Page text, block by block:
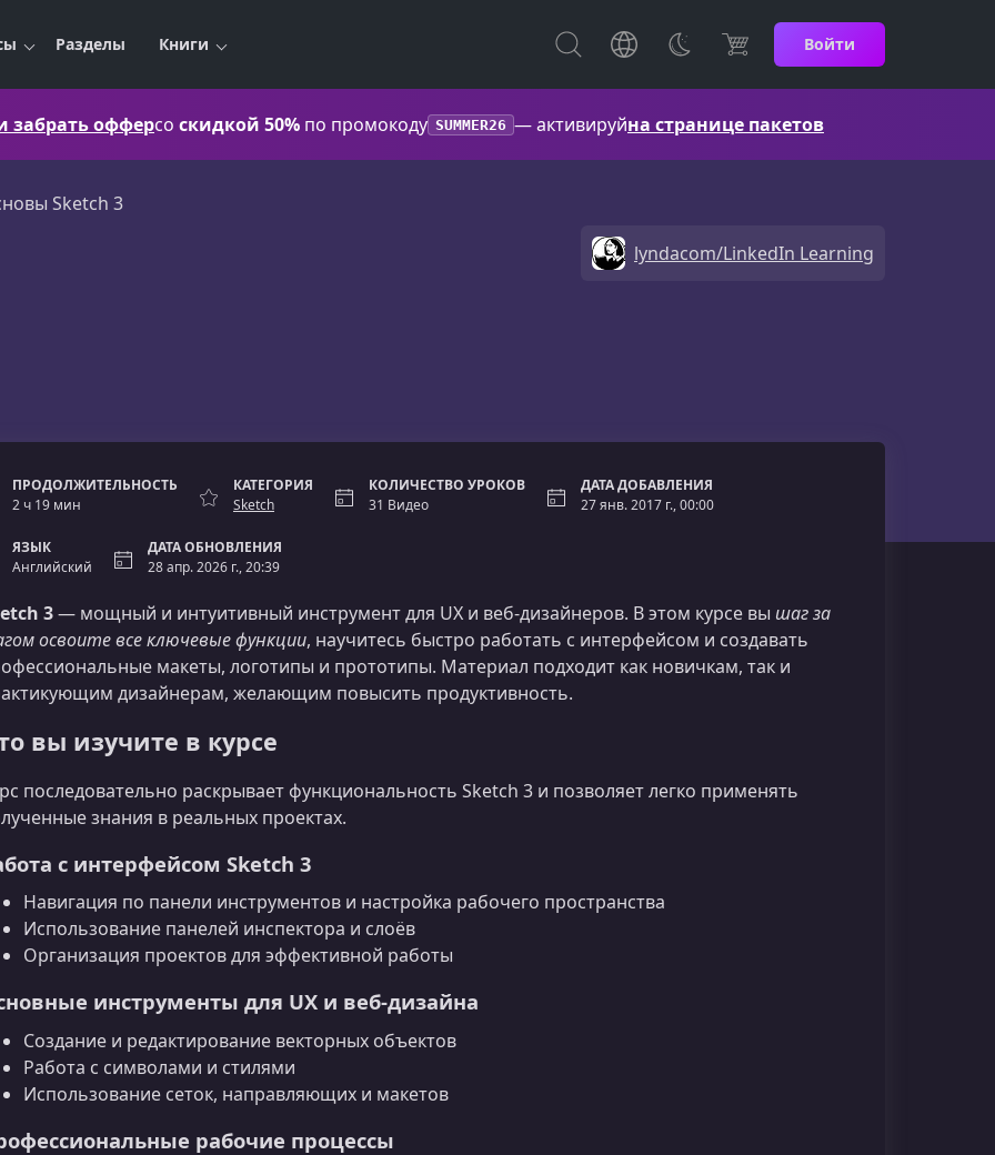
Разделы Книги Войти
забрать офферсо скидкой 50% по промокоду SUMMER26 — активируйна странице пакетов
Sketch 3
lyndacom/LinkedIn Learning
ПРОДОЛЖИТЕЛЬНОСТЬ
2 ч 19 мин
КАТЕГОРИЯ
Sketch
КОЛИЧЕСТВО УРОКОВ
31 Видео
ДАТА ДОБАВЛЕНИЯ
27 янв. 2017 г., 00:00
ЯЗЫК
Английский
ДАТА ОБНОВЛЕНИЯ
28 апр. 2026 г., 20:39
3— мощный и интуитивный инструмент для UX и веб-дизайнеров. В этом курсе вы шаг за
освоите все ключевые функции, научитесь быстро работать с интерфейсом и создавать
макеты, логотипы и прототипы. Материал подходит как новичкам, так и
дизайнерам, желающим повысить продуктивность.
вы изучите в курсе
последовательно раскрывает функциональность Sketch 3 и позволяет легко применять
знания в реальных проектах.
с интерфейсом Sketch 3
Навигация по панели инструментов и настройка рабочего пространства
Использование панелей инспектора и слоёв
Организация проектов для эффективной работы
инструменты для UX и веб-дизайна
Создание и редактирование векторных объектов
Работа с символами и стилями
Использование сеток, направляющих и макетов
рабочие процессы